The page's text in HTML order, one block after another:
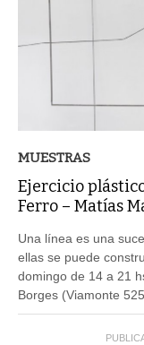
MUESTRAS
Ejercicio
Ferro – Matías
Una línea es una
ellas se puede
domingo de 14 a 21
Borges (Viamonte